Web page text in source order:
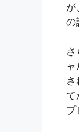
が
の
て
プ